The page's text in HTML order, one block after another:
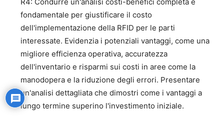
fondamentale per giustificare il costo
dell'implementazione della RFID per le parti
interessate. Evidenzia i potenziali vantaggi, come una
migliore efficienza operativa, accuratezza
dell'inventario e risparmi sui costi in aree come la
manodopera e la riduzione degli errori. Presentare
un'analisi dettagliata che dimostri come i vantaggi a
lungo termine superino l'investimento iniziale.